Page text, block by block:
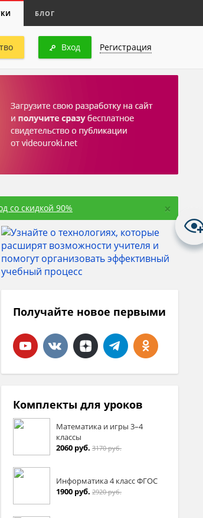
БЛОГ
Вход Регистрация
со скидкой 90% ×
Получайте новое первыми
Комплекты для уроков
Математика и игры 3–4
классы
2060 руб. 3170 руб.
Информатика 4 класс ФГОС
1900 руб. 2920 руб.